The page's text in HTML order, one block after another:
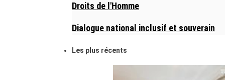
Droits de l'Homme
Dialogue national inclusif et souverain
Les plus récents